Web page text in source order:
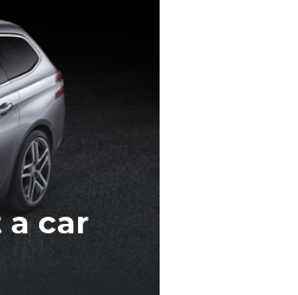
a car